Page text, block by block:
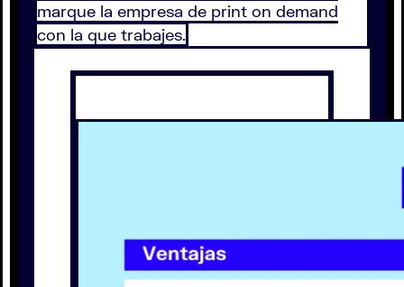
marque la empresa de print on demand
con la que trabajes.